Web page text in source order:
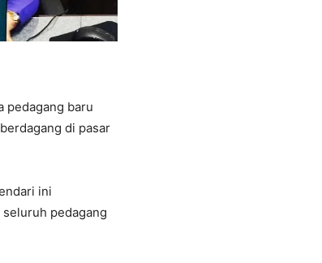
pedagang baru
di pasar
ini
pedagang